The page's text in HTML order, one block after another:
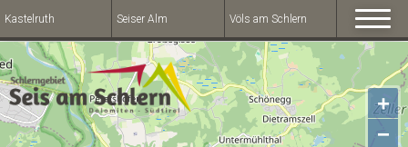
Kastelruth Seiser Alm Völs am Schlern
+
−